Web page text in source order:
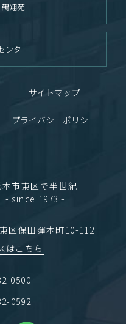
本市東区で半世紀
- since 1973 -
区保田窪本町10-112
はこちら
0500
0592
翔苑
ンター
サイトマップ
プライバシーポリシー